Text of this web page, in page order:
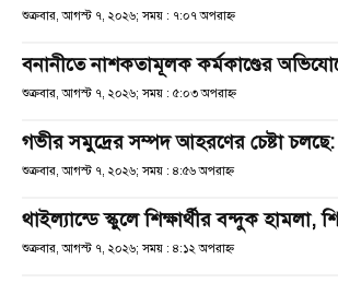
শুক্রবার, আগস্ট ৭, ২০২৬; সময় : ৭:০৭ অপরাহ্ণ
বনানীতে নাশকতামূলক কর্মকাণ্ডের
শুক্রবার, আগস্ট ৭, ২০২৬; সময় : ৫:০৩ অপরাহ্ণ
গভীর সমুদ্রের সম্পদ আহরণের চেষ্টা চলছে:
শুক্রবার, আগস্ট ৭, ২০২৬; সময় : ৪:৫৬ অপরাহ্ণ
থাইল্যান্ডে স্কুলে শিক্ষার্থীর বন্দুক হামলা,
শুক্রবার, আগস্ট ৭, ২০২৬; সময় : ৪:১২ অপরাহ্ণ